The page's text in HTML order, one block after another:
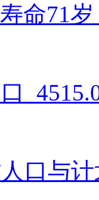
命71
口与